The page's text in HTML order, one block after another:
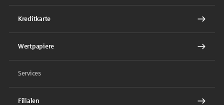
Kreditkarte
Wertpapiere
Services
Filialen